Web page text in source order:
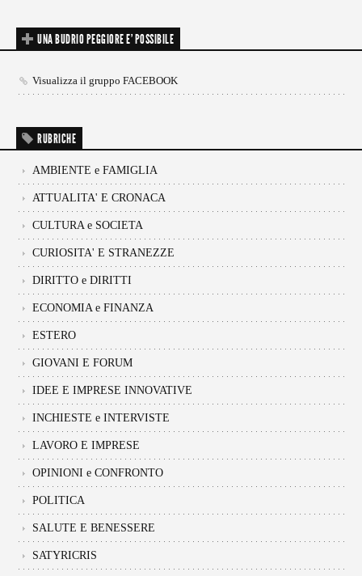
UNA BUDRIO PEGGIORE E’ POSSIBILE
Visualizza il gruppo FACEBOOK
RUBRICHE
AMBIENTE e FAMIGLIA
ATTUALITA' E CRONACA
CULTURA e SOCIETA
CURIOSITA' E STRANEZZE
DIRITTO e DIRITTI
ECONOMIA e FINANZA
ESTERO
GIOVANI E FORUM
IDEE E IMPRESE INNOVATIVE
INCHIESTE e INTERVISTE
LAVORO E IMPRESE
OPINIONI e CONFRONTO
POLITICA
SALUTE E BENESSERE
SATYRICRIS